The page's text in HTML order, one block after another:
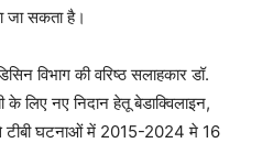
जा सकता है।
विभाग की वरिष्ठ सलाहकार डॉ.
लिए नए निदान हेतू बेडाक्विलाइन,
टीबी घटनाओं में 2015-2024 मे 16